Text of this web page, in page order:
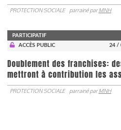
PROTECTION SOCIALE parrainé parMNH
PARTICIPATIF
ACCÈS PUBLIC
24 /
Doublement des franchises:
mettront à contribution les
PROTECTION SOCIALE parrainé parMNH